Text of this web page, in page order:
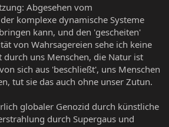
Abgesehen vom
komplexe dynamische Systeme
kann, und den 'gescheiten'
von Wahrsagereien sehe ich keine
uns Menschen, die Natur ist
sich aus 'beschließt', uns Menschen
tut sie das auch ohne unser Zutun.
globaler Genozid durch künstliche
durch Supergaus und